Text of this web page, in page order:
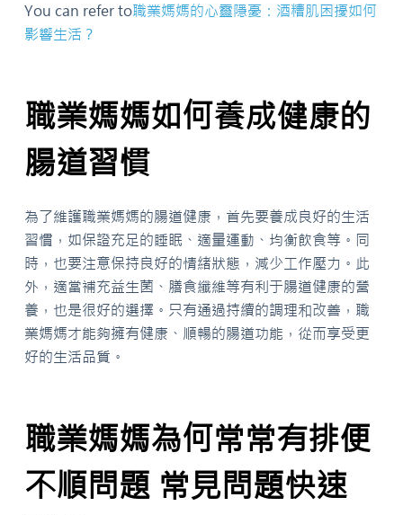
You can refer to職業媽媽的心靈隱憂：酒糟肌困擾如何
影響生活？
職業媽媽如何養成健康的
腸道習慣
為了維護職業媽媽的腸道健康，首先要養成良好的生活
習慣，如保證充足的睡眠、適量運動、均衡飲食等。同
時，也要注意保持良好的情緒狀態，減少工作壓力。此
外，適當補充益生菌、膳食纖維等有利于腸道健康的營
養，也是很好的選擇。只有通過持續的調理和改善，職
業媽媽才能夠擁有健康、順暢的腸道功能，從而享受更
好的生活品質。
職業媽媽為何常常有排便
不順問題 常見問題快速